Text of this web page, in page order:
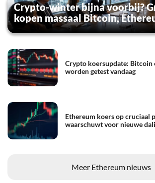
Crypto-winter bijna voorbij?
kopen massaal Bitcoin,
Crypto koersupdate: Bitcoin
worden getest vandaag
Ethereum koers op cruciaal
waarschuwt voor nieuwe
Meer Ethereum nieuws